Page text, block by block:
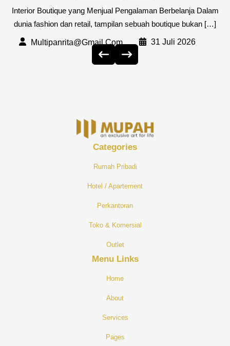
Interior Boutique yang Menjual Pengalaman Berbelanja Dalam
dunia fashion dan retail, tampilan sebuah boutique bukan […]
Multipanrita@gmail.com 31 Juli 2026
Categories
RUmah Pribadi
HOtel / Apartement
Perkantoran
Toko & Komersial
OUtlet
Menu Links
Home
About
Services
Pages